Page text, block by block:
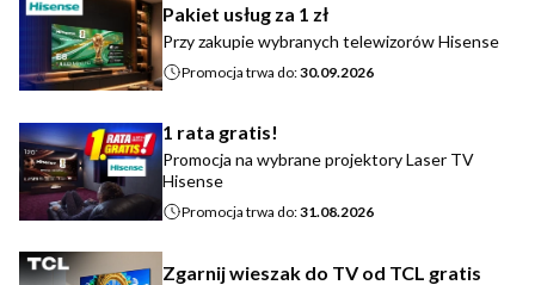
Pakiet usług za 1 zł
Przy zakupie wybranych telewizorów Hisense
Promocja trwa do:30.09.2026
1 rata gratis!
Promocja na wybrane projektory Laser TV
Hisense
Promocja trwa do:31.08.2026
Zgarnij wieszak do TV od TCL gratis